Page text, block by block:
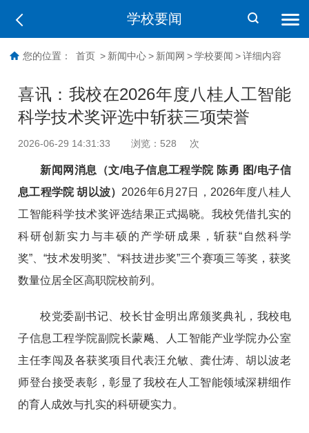
学校要闻
您的位置： 首页 > 新闻中心 > 新闻网 > 学校要闻 > 详细内容
喜讯：我校在2026年度八桂人工智能
科学技术奖评选中斩获三项荣誉
2026-06-29 14:31:33 浏览： 528 次
新闻网消息（文/电子信息工程学院 陈勇 图/电子信
息工程学院 胡以波） 2026年6月27日，2026年度八桂人
工智能科学技术奖评选结果正式揭晓。我校凭借扎实的
科研创新实力与丰硕的产学研成果，斩获“自然科学
奖” 、“技术发明奖” 、“科技进步奖”三个赛项三等奖，获奖
数量位居全区高职院校前列。
校党委副书记、校长甘金明 出席颁奖典礼 ，我校电
子信息工程学院副院长蒙飚、人工智能产业学院办公室
主任李闯及各获奖项目代表汪允敏、龚仕涛、胡以波老
师登台接受表彰，彰显了我校在人工智能领域深耕细作
的育人成效与扎实的科研硬实力。